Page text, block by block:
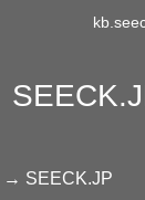
→ SEECK.JP